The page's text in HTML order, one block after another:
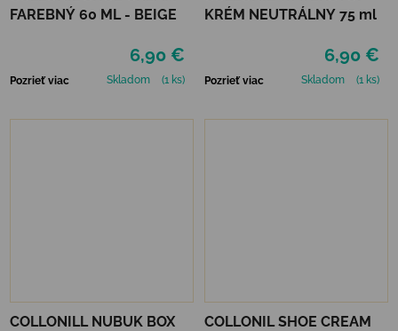
FAREBNÝ 60 ML - BEIGE
6,90 €
Pozrieť viac Skladom (1 ks)
KRÉM NEUTRÁLNY 75 ml
6,90 €
Pozrieť viac Skladom (1 ks)
COLLONILL NUBUK BOX
COLLONIL SHOE CREAM